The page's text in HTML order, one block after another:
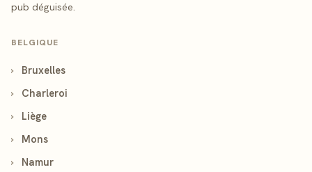
pub déguisée.
BELGIQUE
›
Bruxelles
›
Charleroi
›
Liège
›
Mons
›
Namur